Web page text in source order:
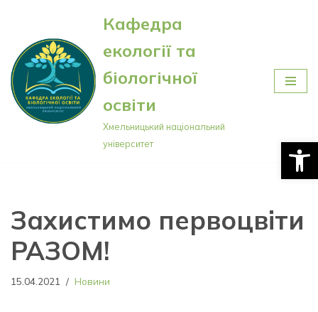
Перейти
до
вмісту
Кафедра
екології та
біологічної
освіти
Хмельницький національний
університет
Захистимо первоцвіти
РАЗОМ!
15.04.2021 Новини